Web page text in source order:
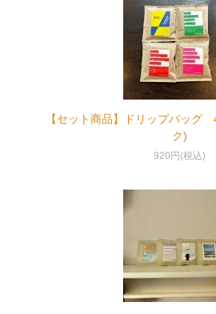
【セット商品】ドリップバッグ
ク)
920円(税込)